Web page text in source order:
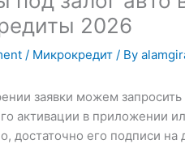
2026
/ Микрокредит / By
заявки можем
активации в приложении
достаточно его подписи